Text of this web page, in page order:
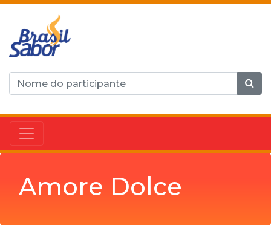
Amore Dolce